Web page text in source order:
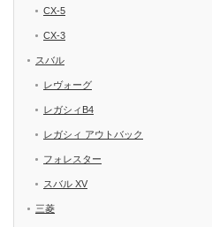
CX-5
CX-3
スバル
レヴォーグ
レガシィB4
レガシィ アウトバック
フォレスター
スバル XV
三菱